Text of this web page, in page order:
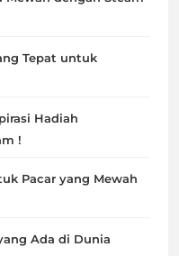
Tepat untuk
Hadiah
!
Pacar yang Mewah
Ada di Dunia